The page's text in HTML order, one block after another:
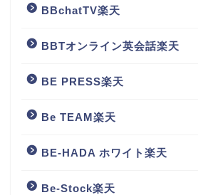
BBchatTV楽天
BBTオンライン英会話楽天
BE PRESS楽天
Be TEAM楽天
BE-HADA ホワイト楽天
Be-Stock楽天